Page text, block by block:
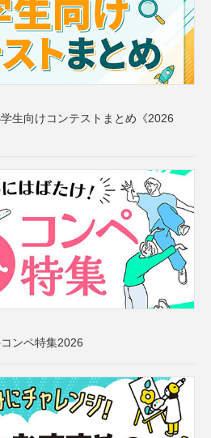
生向けコンテストまとめ《2026
ンペ特集2026